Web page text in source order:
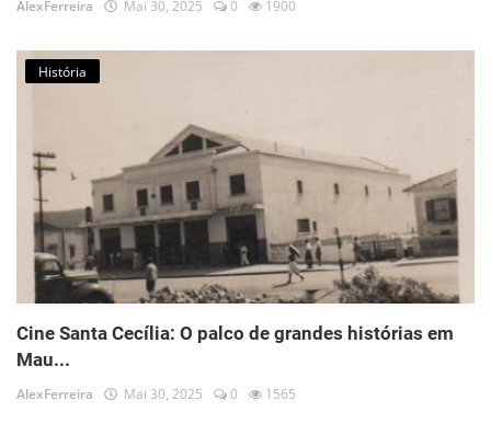
AlexFerreira Mai 30, 2025 0 1900
História
Cine Santa Cecília: O palco de grandes histórias em
Mau...
AlexFerreira Mai 30, 2025 0 1565